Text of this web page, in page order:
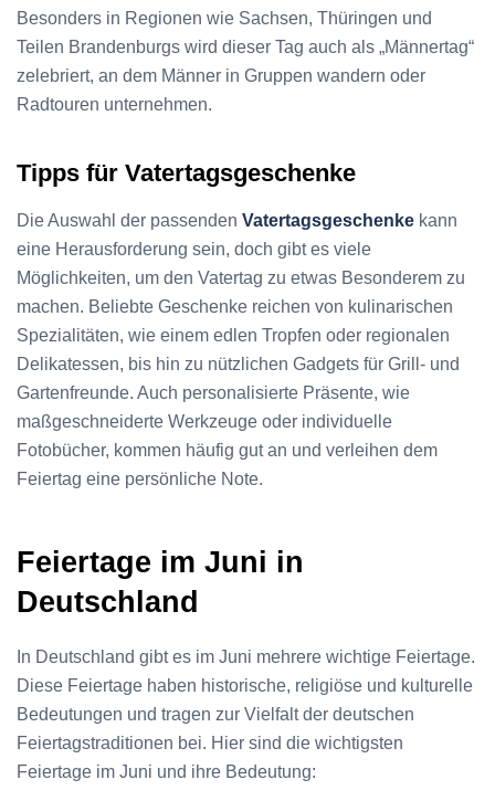
Besonders in Regionen wie Sachsen, Thüringen und
Teilen Brandenburgs wird dieser Tag auch als „Männertag“
zelebriert, an dem Männer in Gruppen wandern oder
Radtouren unternehmen.
Tipps für Vatertagsgeschenke
Die Auswahl der passenden Vatertagsgeschenke kann
eine Herausforderung sein, doch gibt es viele
Möglichkeiten, um den Vatertag zu etwas Besonderem zu
machen. Beliebte Geschenke reichen von kulinarischen
Spezialitäten, wie einem edlen Tropfen oder regionalen
Delikatessen, bis hin zu nützlichen Gadgets für Grill- und
Gartenfreunde. Auch personalisierte Präsente, wie
maßgeschneiderte Werkzeuge oder individuelle
Fotobücher, kommen häufig gut an und verleihen dem
Feiertag eine persönliche Note.
Feiertage im Juni in
Deutschland
In Deutschland gibt es im Juni mehrere wichtige Feiertage.
Diese Feiertage haben historische, religiöse und kulturelle
Bedeutungen und tragen zur Vielfalt der deutschen
Feiertagstraditionen bei. Hier sind die wichtigsten
Feiertage im Juni und ihre Bedeutung: